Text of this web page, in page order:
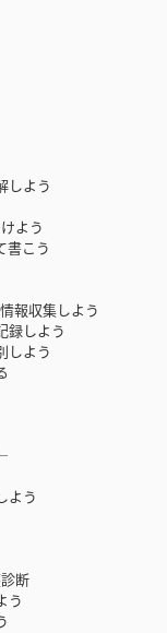
しよう
よう
こう
報収集しよう
録しよう
しよう
よう
断
う